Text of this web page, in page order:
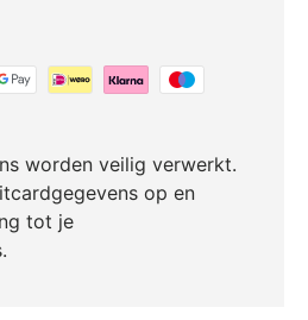
worden veilig verwerkt.
op en
tot je